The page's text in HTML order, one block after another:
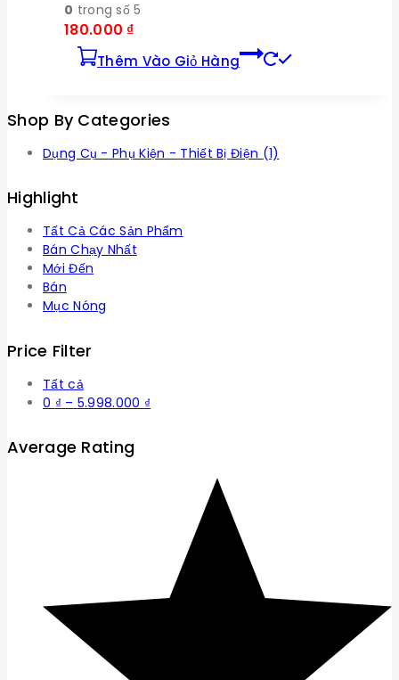
0 trong số 5
180.000 ₫
Thêm Vào Giỏ Hàng
Shop By Categories
Dụng Cụ - Phụ Kiện - Thiết Bị Điện (1)
Highlight
Tất Cả Các Sản Phẩm
Bán Chạy Nhất
Mới Đến
Bán
Mục Nóng
Price Filter
Tất cả
0 ₫ – 5.998.000 ₫
5.998.000 ₫
Average Rating